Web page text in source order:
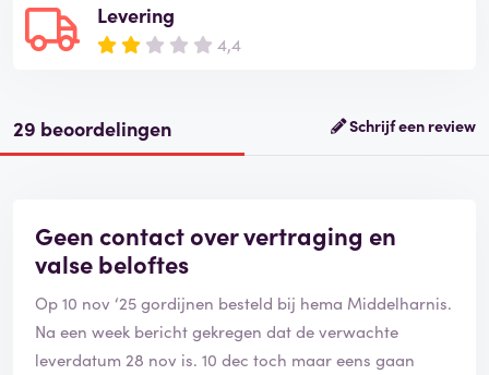
Levering
4,4
29 beoordelingen Schrijf een review
Geen contact over vertraging en
valse beloftes
Op 10 nov ‘25 gordijnen besteld bij hema Middelharnis.
Na een week bericht gekregen dat de verwachte
leverdatum 28 nov is. 10 dec toch maar eens gaan